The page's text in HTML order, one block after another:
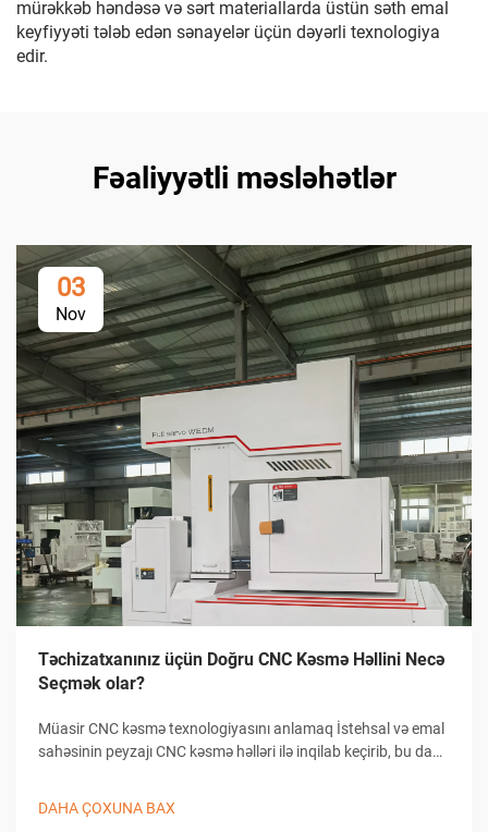
mürəkkəb həndəsə və sərt materiallarda üstün səth emal
keyfiyyəti tələb edən sənayelər üçün dəyərli texnologiya
edir.
Fəaliyyətli məsləhətlər
03
Nov
Təchizatxanınız üçün Doğru CNC Kəsmə Həllini Necə
Seçmək olar?
Müasir CNC kəsmə texnologiyasını anlamaq İstehsal və emal
sahəsinin peyzajı CNC kəsmə həlləri ilə inqilab keçirib, bu da
birləşmiş...
DAHA ÇOXUNA BAX